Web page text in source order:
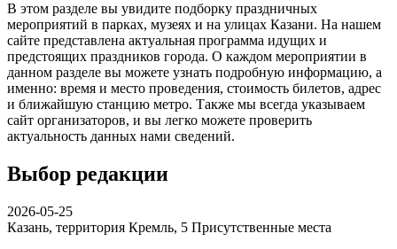
В этом разделе вы увидите подборку праздничных
мероприятий в парках, музеях и на улицах Казани. На нашем
сайте представлена актуальная программа идущих и
предстоящих праздников города. О каждом мероприятии в
данном разделе вы можете узнать подробную информацию, а
именно: время и место проведения, стоимость билетов, адрес
и ближайшую станцию метро. Также мы всегда указываем
сайт организаторов, и вы легко можете проверить
актуальность данных нами сведений.
Выбор редакции
2026-05-25
Казань, территория Кремль, 5 Присутственные места